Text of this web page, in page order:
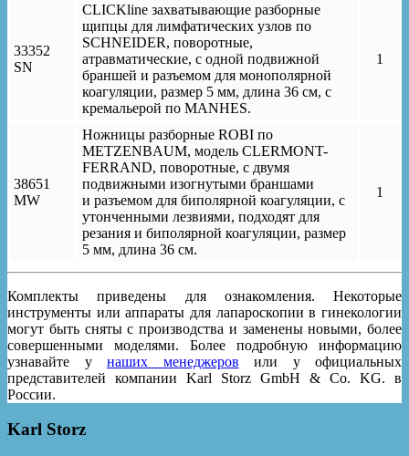
33352
SN
CLICKline захватывающие разборные
щипцы для лимфатических узлов по
SCHNEIDER, поворотные,
атравматические, с одной подвижной
браншей и разъемом для монополярной
коагуляции, размер 5 мм, длина 36 см, с
кремальерой по MANHES.
1
38651
MW
Ножницы разборные ROBI по
METZENBAUM, модель CLERMONT-
FERRAND, поворотные, с двумя
подвижными изогнутыми браншами
и разъемом для биполярной коагуляции, с
утонченными лезвиями, подходят для
резания и биполярной коагуляции, размер
5 мм, длина 36 см.
1
Комплекты приведены для ознакомления. Некоторые
инструменты или аппараты для лапароскопии в гинекологии
могут быть сняты с производства и заменены новыми, более
совершенными моделями. Более подробную информацию
узнавайте у наших менеджеров или у официальных
представителей компании Karl Storz GmbH & Co. KG. в
России.
Karl Storz